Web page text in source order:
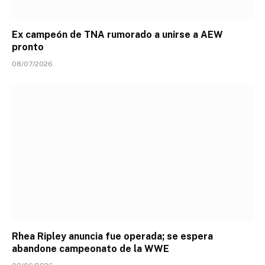
Ex campeón de TNA rumorado a unirse a AEW
pronto
08/07/2026
Rhea Ripley anuncia fue operada; se espera
abandone campeonato de la WWE